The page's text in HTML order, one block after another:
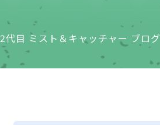
2代目 ミスト＆キャッチャー ブログ